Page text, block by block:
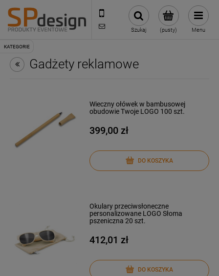
221002030
sklep@reklamydrukarnia.pl
(pusty)
Szukaj Menu
Gadżety reklamowe
Wieczny ołówek w bambusowej
obudowie Twoje LOGO 100 szt.
399,00 zł
DO KOSZYKA
Okulary przeciwsłoneczne
personalizowane LOGO Słoma
pszeniczna 20 szt.
412,01 zł
DO KOSZYKA